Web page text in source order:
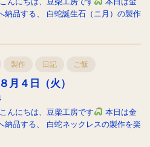
納品する、 白蛇誕生石（ニ月）の製作
製作 日記 ご飯
月４日（火）
んにちは、豆柴工房です
本日は金
納品する、 白蛇ネックレスの製作を楽